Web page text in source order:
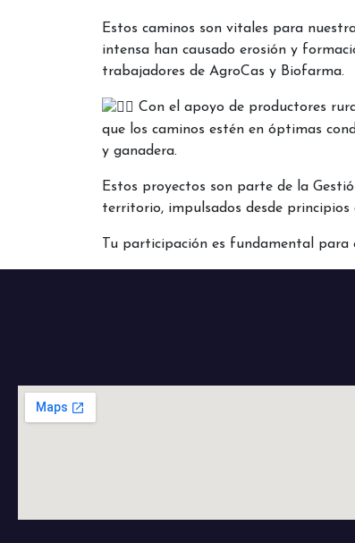
Estos caminos son vitales para
intensa han causado erosión y
trabajadores de AgroCas y Biofarma.
Con el apoyo de productores
que los caminos estén en óptimas
y ganadera.
Estos proyectos son parte de la
territorio, impulsados desde principios
Tu participación es fundamental